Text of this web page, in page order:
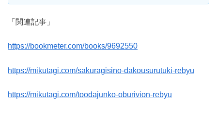
「関連記事」
https://bookmeter.com/books/9692550
https://mikutagi.com/sakuragisino-dakousurutuki-rebyu
https://mikutagi.com/toodajunko-oburivion-rebyu